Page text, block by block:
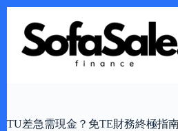
content
TU差急需現金？免TE財務終極指